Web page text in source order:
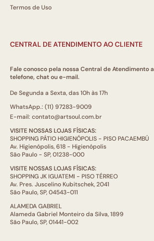
Termos de Uso
CENTRAL DE ATENDIMENTO AO CLIENTE
Fale conosco pela nossa Central de Atendimento
telefone, chat ou e-mail.
De Segunda a Sexta, das 10h às 17h
WhatsApp.: (11) 97283-9009
E-mail: contato@artsoul.com.br
VISITE NOSSAS LOJAS FÍSICAS:
SHOPPING PÁTIO HIGIENÓPOLIS - PISO PACAEMBÚ
Av. Higienópolis, 618 - Higienópolis
São Paulo - SP, 01238-000
VISITE NOSSAS LOJAS FÍSICAS:
SHOPPING JK IGUATEMI - PISO TÉRREO
Av. Pres. Juscelino Kubitschek, 2041
São Paulo, SP, 04543-011
ALAMEDA GABRIEL
Alameda Gabriel Monteiro da Silva, 1899
São Paulo, SP, 01441-002